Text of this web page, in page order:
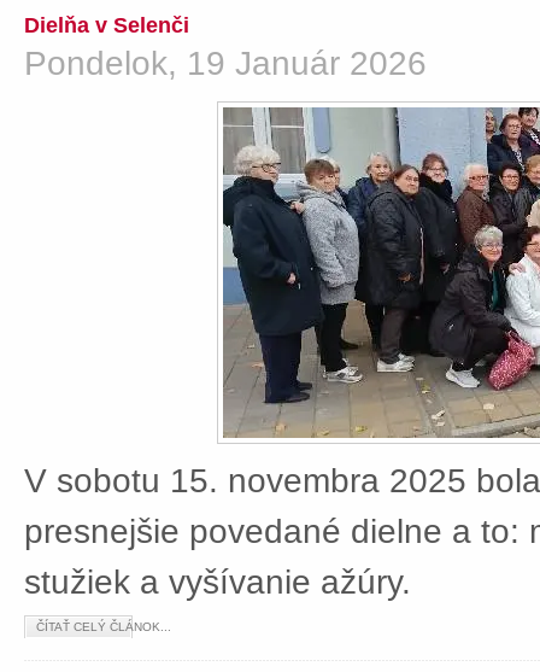
Dielňa v Selenči
Pondelok, 19 Január 2026
V sobotu 15. novembra 2025
presnejšie povedané dielne a to:
stužiek a vyšívanie ažúry.
ČÍTAŤ CELÝ ČLÁNOK...